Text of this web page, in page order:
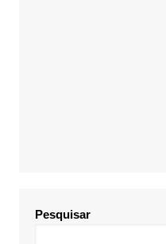
Pesquisar